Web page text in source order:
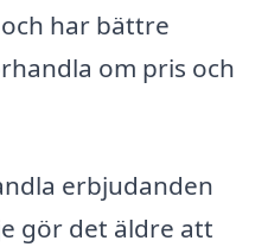
har bättre
om pris och
erbjudanden
gör det äldre att